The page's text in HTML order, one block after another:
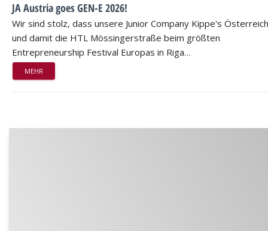
JA Austria goes GEN-E 2026!
Wir sind stolz, dass unsere Junior Company Kippe's Österreich
und damit die HTL Mössingerstraße beim größten
Entrepreneurship Festival Europas in Riga…
MEHR